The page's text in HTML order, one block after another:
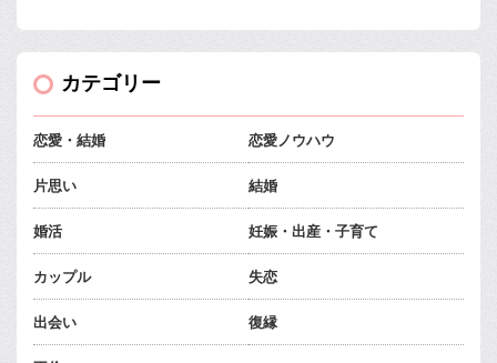
カテゴリー
恋愛・結婚 恋愛ノウハウ
片思い 結婚
婚活 妊娠・出産・子育て
カップル 失恋
出会い 復縁